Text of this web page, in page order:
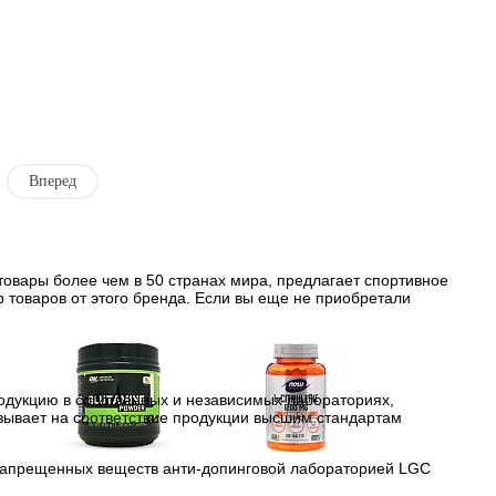
Глутамин
Цитрулин (l-citrulline)
Вперед
более чем в 50 странах мира, предлагает спортивное
от этого бренда. Если вы еще не приобретали
в собственных и независимых лабораториях,
на соответствие продукции высшим стандартам
веществ анти-допинговой лабораторией LGC